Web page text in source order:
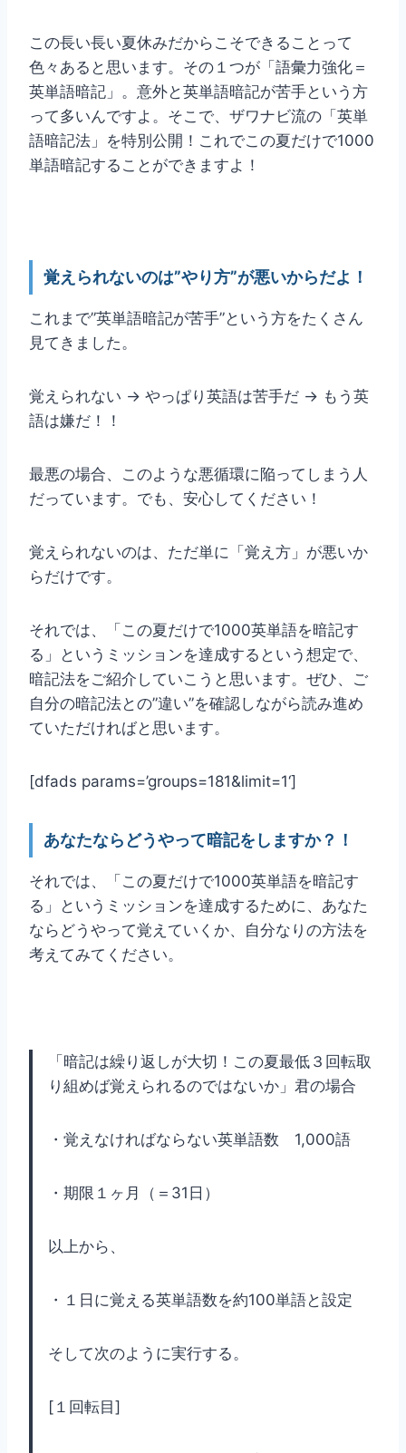
この長い長い夏休みだからこそできることって
色々あると思います。その１つが「語彙力強化＝
英単語暗記」。意外と英単語暗記が苦手という方
って多いんですよ。そこで、ザワナビ流の「英単
語暗記法」を特別公開！これでこの夏だけで1000
単語暗記することができますよ！
覚えられないのは”やり方”が悪いからだよ！
これまで”英単語暗記が苦手”という方をたくさん
見てきました。
覚えられない → やっぱり英語は苦手だ → もう英
語は嫌だ！！
最悪の場合、このような悪循環に陥ってしまう人
だっています。でも、安心してください！
覚えられないのは、ただ単に「覚え方」が悪いか
らだけです。
それでは、「この夏だけで1000英単語を暗記す
る」というミッションを達成するという想定で、
暗記法をご紹介していこうと思います。ぜひ、ご
自分の暗記法との”違い”を確認しながら読み進め
ていただければと思います。
[dfads params=’groups=181&limit=1‘]
あなたならどうやって暗記をしますか？！
それでは、「この夏だけで1000英単語を暗記す
る」というミッションを達成するために、あなた
ならどうやって覚えていくか、自分なりの方法を
考えてみてください。
「暗記は繰り返しが大切！この夏最低３回転取
り組めば覚えられるのではないか」君の場合
・覚えなければならない英単語数 1,000語
・期限１ヶ月（＝31日）
以上から、
・１日に覚える英単語数を約100単語と設定
そして次のように実行する。
[１回転目]